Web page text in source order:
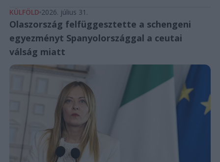
KÜLFÖLD 2026. július 31.
Olaszország felfüggesztette a schengeni
egyezményt Spanyolországgal a ceutai
válság miatt